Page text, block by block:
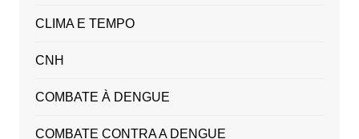
CLIMA E TEMPO
CNH
COMBATE À DENGUE
COMBATE CONTRA A DENGUE